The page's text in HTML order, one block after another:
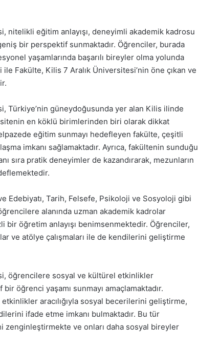
nitelikli eğitim anlayışı, deneyimli akademik kadrosu
bir perspektif sunmaktadır. Öğrenciler, burada
yaşamlarında başarılı bireyler olma yolunda
Fakülte, Kilis 7 Aralık Üniversitesi’nin öne çıkan ve
Türkiye’nin güneydoğusunda yer alan Kilis ilinde
en köklü birimlerinden biri olarak dikkat
eğitim sunmayı hedefleyen fakülte, çeşitli
imkanı sağlamaktadır. Ayrıca, fakültenin sunduğu
sıra pratik deneyimler de kazandırarak, mezunların
Edebiyatı, Tarih, Felsefe, Psikoloji ve Sosyoloji gibi
alanında uzman akademik kadrolar
öğretim anlayışı benimsenmektedir. Öğrenciler,
ve atölye çalışmaları ile de kendilerini geliştirme
öğrencilere sosyal ve kültürel etkinlikler
öğrenci yaşamı sunmayı amaçlamaktadır.
aracılığıyla sosyal becerilerini geliştirme,
ifade etme imkanı bulmaktadır. Bu tür
ve onları daha sosyal bireyler